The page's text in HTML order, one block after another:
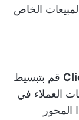
الخاص
قم بتبسيط
العملاء في